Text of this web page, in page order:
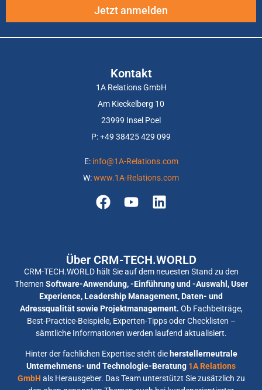
Jetzt anmelden
Kontakt
1A Relations GmbH
Am Kieckelberg 10
23999 Insel Poel
P: +49 38425 429 099
E: info@1A-Relations.com
W:www.1A-Relations.com
Über CRM-TECH.WORLD
CRM-TECH.WORLD hält Sie auf dem neuesten Stand zu den
Themen Software-Anwendung, -Einführung und -Auswahl, User
Experience, Leadership Management, Daten- und
Adressqualität sowie Projektmanagement. Ob Fachbeiträge,
Best-Practice-Beispiele, Experten-Tipps oder Checklisten –
sämtliche Informationen werden laufend aktualisiert.
Hinter der fachlichen Expertise steht die herstellerneutrale
Unternehmens- und Technologie-Beratung 1A Relations
GmbH als Herausgeber. Das Team unterstützt Sie zusätzlich zu